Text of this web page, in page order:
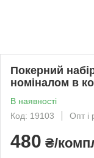
Покерний
номіналом в
В наявності
Код: 19103
Опт і
480 ₴/